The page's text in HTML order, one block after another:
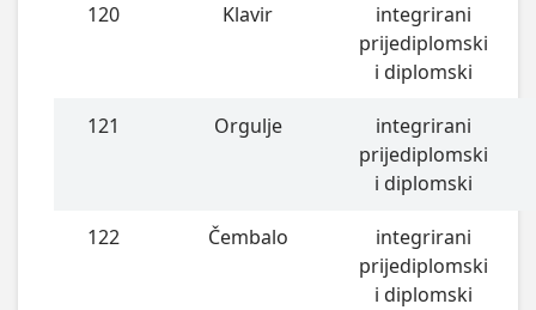
120 Klavir
integrirani
prijediplomski
i diplomski
121 Orgulje
integrirani
prijediplomski
i diplomski
122 Čembalo
integrirani
prijediplomski
i diplomski